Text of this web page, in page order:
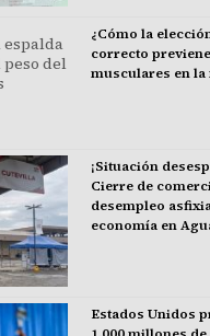
¿Cómo la
correcto
musculares en la
¡Situación
Cierre de
desempleo
economía en
Estados Unidos